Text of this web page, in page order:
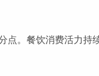
点。餐饮消费活力持